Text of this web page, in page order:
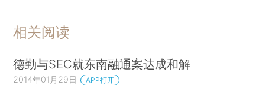
相关阅读
德勤与SEC就东南融通案达成和解
2014年01月29日 APP打开